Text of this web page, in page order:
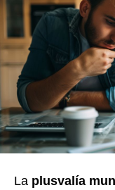
La plusvalía